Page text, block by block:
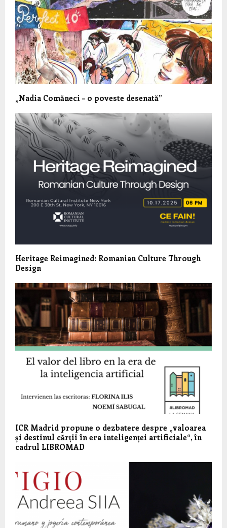
„Nadia Comăneci – o poveste desenată”
Heritage Reimagined: Romanian Culture Through
Design
ICR Madrid propune o dezbatere despre „valoarea
și destinul cărții în era inteligenței artificiale“, în
cadrul LIBROMAD